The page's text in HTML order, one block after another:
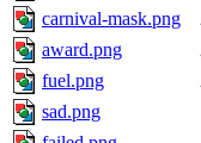
carnival-mask.png
award.png
fuel.png
sad.png